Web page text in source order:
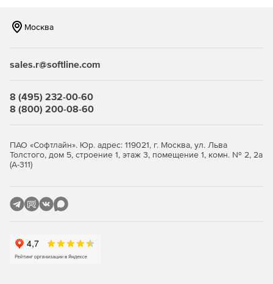
редактируемых форм от конструктора отчетов и
Продукт Stimulsoft PDF Forms включает в себя
интерактивный редактор документов и средство
здесь расположены заполняемые поля, параметры,
опции и функционал по обработке документов. Данные
из редактируемых полей автоматически отправляются в
Москва
sales.r@softline.com
8 (495) 232-00-60
8 (800) 200-08-60
ПАО «Софтлайн». Юр. адрес: 119021, г. Москва, ул. Льва
Толстого, дом 5, строение 1, этаж 3, помещение 1, комн. № 2, 2а
(А-311)